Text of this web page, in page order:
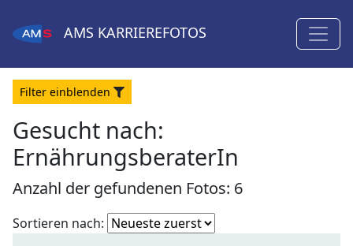
AMS KARRIEREFOTOS
Filter einblenden
Gesucht nach:
ErnährungsberaterIn
Anzahl der gefundenen Fotos: 6
Sortieren nach: